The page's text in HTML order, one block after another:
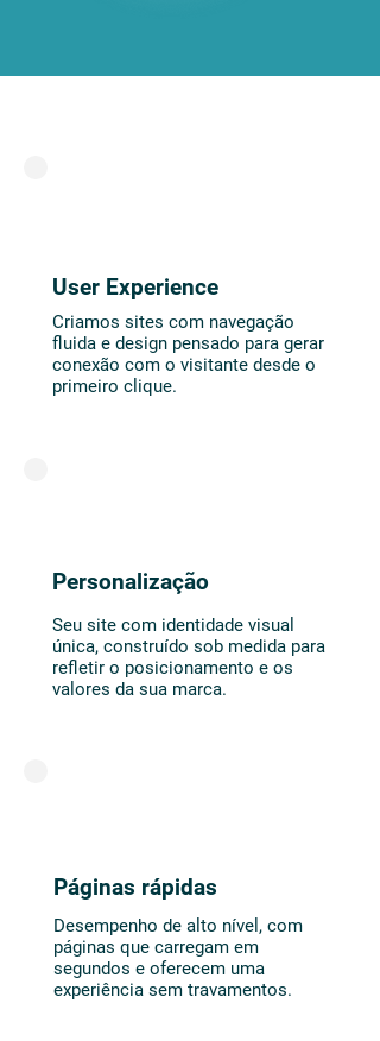
User Experience
Criamos sites com navegação
fluida e design pensado para gerar
conexão com o visitante desde o
primeiro clique.
Personalização
Seu site com identidade visual
única, construído sob medida para
refletir o posicionamento e os
valores da sua marca.
Páginas rápidas
Desempenho de alto nível, com
páginas que carregam em
segundos e oferecem uma
experiência sem travamentos.